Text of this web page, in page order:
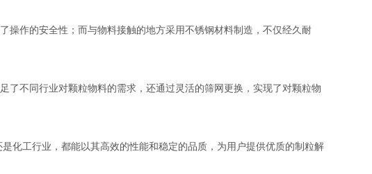
作的安全性；而与物料接触的地方采用不锈钢材料制造，不仅经久耐
不同行业对颗粒物料的需求，还通过灵活的筛网更换，实现了对颗粒物
工行业，都能以其高效的性能和稳定的品质，为用户提供优质的制粒解